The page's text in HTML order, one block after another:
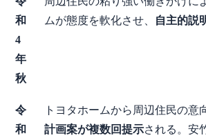
和
4
年
秋
ムが態度を軟化させ、
自主的説
令
和
トヨタホームから周辺住民の意
計画案が複数回提示される。安